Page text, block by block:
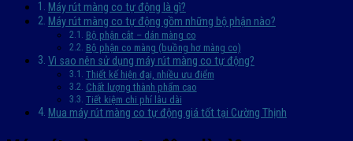
Máy rút màng co tự động là gì?
Máy rút màng co tự động gồm những bộ phận nào?
Bộ phận cắt – dán màng co
Bộ phận co màng (buồng hơ màng co)
Vì sao nên sử dụng máy rút màng co tự động?
Thiết kế hiện đại, nhiều ưu điểm
Chất lượng thành phẩm cao
Tiết kiệm chi phí lâu dài
Mua máy rút màng co tự động giá tốt tại Cường Thịnh